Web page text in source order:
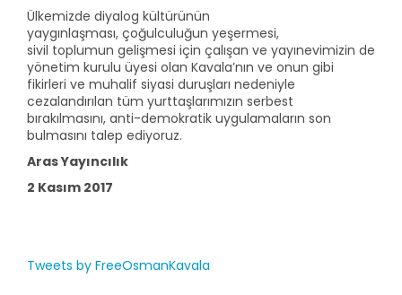
Ülkemizde diyalog kültürünün
yaygınlaşması, çoğulculuğun yeşermesi,
sivil toplumun gelişmesi için çalışan ve yayınevimizin de
yönetim kurulu üyesi olan Kavala’nın ve onun gibi
fikirleri ve muhalif siyasi duruşları nedeniyle
cezalandırılan tüm yurttaşlarımızın serbest
bırakılmasını, anti-demokratik uygulamaların son
bulmasını talep ediyoruz.
Aras Yayıncılık
2 Kasım 2017
Tweets by FreeOsmanKavala